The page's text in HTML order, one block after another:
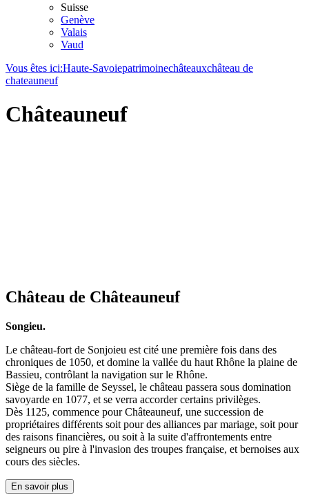
Suisse
Genève
Valais
Vaud
Vous êtes ici:Haute-Savoiepatrimoinechâteauxchâteau de
chateauneuf
Châteauneuf
Château de Châteauneuf
Songieu.
Le château-fort de Sonjoieu est cité une première fois dans des
chroniques de 1050, et domine la vallée du haut Rhône la plaine de
Bassieu, contrôlant la navigation sur le Rhône.
Siège de la famille de Seyssel, le château passera sous domination
savoyarde en 1077, et se verra accorder certains privilèges.
Dès 1125, commence pour Châteauneuf, une succession de
propriétaires différents soit pour des alliances par mariage, soit pour
des raisons financières, ou soit à la suite d'affrontements entre
seigneurs ou pire à l'invasion des troupes française, et bernoises aux
cours des siècles.
En savoir plus